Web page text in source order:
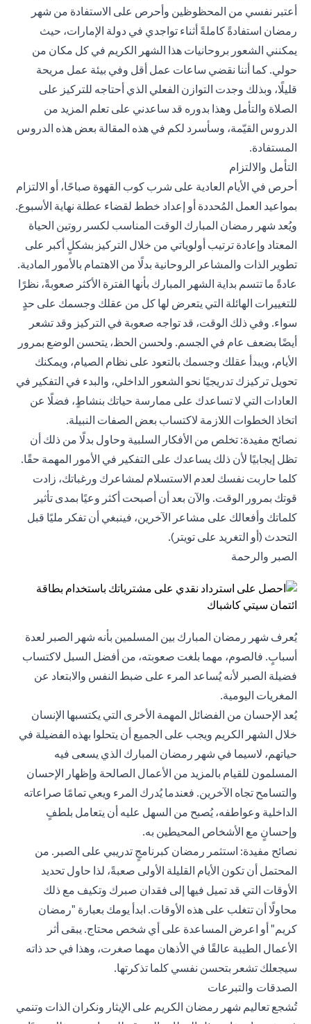
أعتبر نفسي من المحظوظين وأحرص على الاستفادة من شهر
رمضان استفادةً كاملةً أثناء تواجدي في دولة الإمارات، حيث
يمكنني الشعور بروحانيات هذا الشهر الكريم في كل مكان من
حولي. كما أننا نقضي ساعات عمل أقل وفي بيئة عمل مريحة
قليلًا، وبذلك وجدت التوازن الفعلي الذي أحتاجه للتركيز على
الصلاة والتأمل وهذا بدوره قد ساعدني على تعلم المزيد من
الدروس القيّمة، وسأسرد لكم في هذه المقالة بعض هذه الدروس
المستفادة.
التأمل والالتزام
أحرص في الأيام العادية على شرب كوب القهوة صباحًا، أو الالتزام
بمواعيد العمل المُحددة أو إعداد خطط لقضاء عطلة نهاية الأسبوع.
ويُعد شهر رمضان المبارك الوقت المناسب لكسر روتين الحياة
المعتاد وإعادة ترتيب أولوياتي من خلال التركيز بشكلٍ أكبر على
تطوير الذات والمشاعر الروحانية بدلًا من الاهتمام بالأمور المادية.
عادةً ما تتسم بداية الشهر المبارك بأنها الفترة الأكثر صعوبةً، نظرًا
للتغييرات الهائلة التي يتعرض لها كل من عقلك وجسمك على حدٍ
سواء. وفي ذلك الوقت، قد تواجه صعوبة في التركيز وقد تشعر
أيضًا بضعف عام في الجسم. ولحسن الحظ، يتحسن الوضع بمرور
الأيام، ويبدأ عقلك وجسمك بالتعود على نظام الصيام، ويمكنك
تحويل تركيزك تدريجيًا نحو الشعور الداخلي، والبدء في التفكير في
العادات التي لا تساعدك على ممارسة حياتك بنشاطٍ، فضلًا عن
اتخاذ الخطوات اللازمة لاكتساب بعض الصفات النبيلة.
نصائح مفيدة: تخلص من الأفكار السلبية وحاول بدلًا من ذلك أن
تظل إيجابيًا لأن ذلك يساعدك على التفكير في الأمور المهمة حقًا.
كلما حاربت نفسك لعدم الاستسلام لمشاعرك ورغباتك، زادت
قوتك بمرور الوقت. والآن بعد أن أصبحت أكثر وعيًا بمدى تأثير
كلماتك وأفعالك على مشاعر الآخرين، فينبغي أن تفكر مليًا قبل
التحدث (أو التغريد على تويتر).
الصبر والرحمة
يُعرف شهر رمضان المبارك بين المسلمين بأنه شهر الصبر لعدة
أسبابٍ. فالصوم، مهما بلغت صعوبته، من أفضل السبل لاكتساب
فضيلة الصبر لأنه يُساعد المرء على ضبط النفس والابتعاد عن
المغريات اليومية.
يُعد الإحسان من الفضائل المهمة الأخرى التي يكتسبها الإنسان
خلال الشهر الكريم ويجب على الجميع أن يتحلوا بهذه الفضيلة في
حياتهم، لاسيما في شهر رمضان المبارك الذي يسعى فيه
المسلمون للقيام بالمزيد من الأعمال الصالحة وإظهار الإحسان
والتسامح تجاه الآخرين. فعندما يُدرك المرء ويعي تمامًا صراعاته
الداخلية وعواطفه، يُصبح من السهل عليه أن يتعامل بلطفٍ
وإحسانٍ مع الأشخاص المحيطين به.
نصائح مفيدة: استثمر رمضان كبرنامجٍ تدريبي على الصبر. من
المحتمل أن تكون الأيام القليلة الأولى صعبةً، لذا حاول تحديد
الأوقات التي قد تميل فيها إلى فقدان صبرك وتكيف مع ذلك
محاولًا أن تتغلب على هذه الأوقات. ابدأ يومك بعبارة "رمضان
كريم" أو اعرض المساعدة على أي شخص محتاج. يبقى أثر
الأعمال الطيبة عالقًا في الأذهان مهما صغرت، وهذا في حد ذاته
سيجعلك تشعر بتحسن نفسي كلما تذكرتها.
الصدقات والتبرعات
تُشجع تعاليم شهر رمضان الكريم على الإيثار ونكران الذات وتنمي